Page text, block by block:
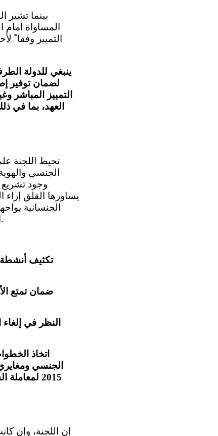
المساواة
التمييز وفقا
ينبغي للدولة
لضمان توفير
التمييز
العهد، بما في
الجنسي
وجود
يساورها القلق إزاء
الجنسانية
الأسرة، وإمكانية الزواج القانوني، والمعاملة في المرافق الإصلاحية (المادتان 2 و 2 6 ).
تكثيف أنشطة
ضمان تمتع
النظر في
اتخاذ
الجنسي
2015